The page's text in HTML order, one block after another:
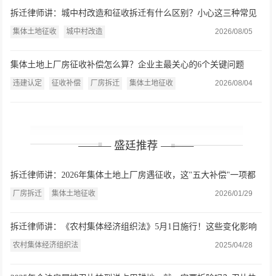
拆迁律师讲：城中村改造和征收拆迁有什么区别？小心这三种常见
违法情形和假征收真搬迁
集体土地征收 城中村改造 2026/08/05
集体土地上厂房征收补偿怎么算？企业主最关心的6个关键问题
违建认定 征收补偿 厂房拆迁 集体土地征收 2026/08/04
——— 盛廷推荐 ———
拆迁律师讲：2026年集体土地上厂房遇征收，这"五大补偿"一项都
不能少
厂房拆迁 集体土地征收 2026/01/29
拆迁律师讲：《农村集体经济组织法》5月1日施行！这些变化影响
每个农民的钱袋子
农村集体经济组织法 2025/04/28